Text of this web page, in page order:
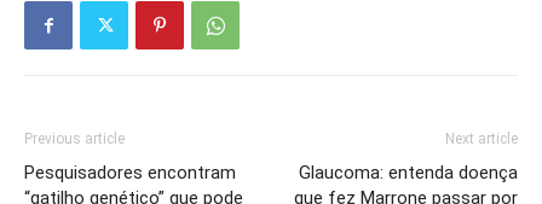
Previous article
Pesquisadores encontram
“gatilho genético” que pode
Next article
Glaucoma: entenda doença
que fez Marrone passar por